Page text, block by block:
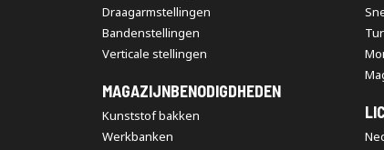
Draagarmstellingen
Bandenstellingen
Verticale stellingen
MAGAZIJNBENODIGDHEDEN
Kunststof bakken
Werkbanken